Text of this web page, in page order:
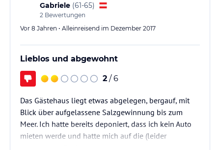
Gabriele (61-65)
2 Bewertungen
Vor 8 Jahren • Alleinreisend im Dezember 2017
Lieblos und abgewohnt
2 / 6
Das Gästehaus liegt etwas abgelegen, bergauf, mit
Blick über aufgelassene Salzgewinnung bis zum
Meer. Ich hatte bereits deponiert, dass ich kein Auto
mieten werde und hatte mich auf die (leider